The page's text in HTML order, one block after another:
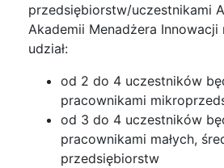
przedsiębiorstw/uczestnikami
Akademii Menadżera Innowacji
udział:
od 2 do 4 uczestników
pracownikami
od 3 do 4 uczestników
pracownikami małych,
przedsiębiorstw